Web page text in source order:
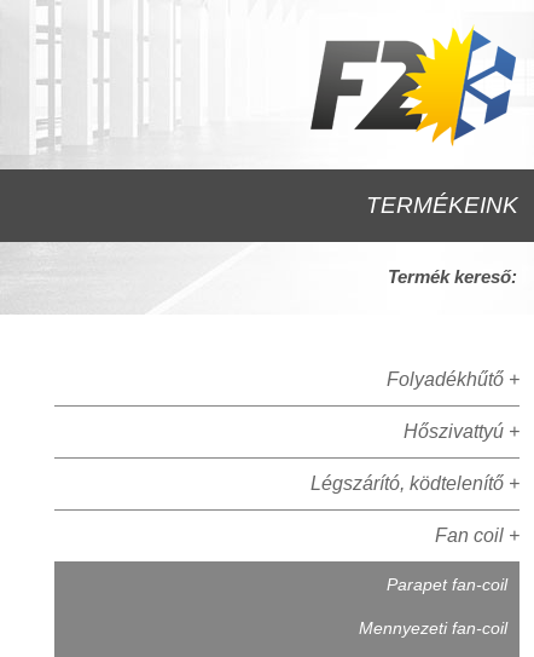
TERMÉKEINK
Termék kereső:
Folyadékhűtő +
Hőszivattyú +
Légszárító, ködtelenítő +
Fan coil +
Parapet fan-coil
Mennyezeti fan-coil